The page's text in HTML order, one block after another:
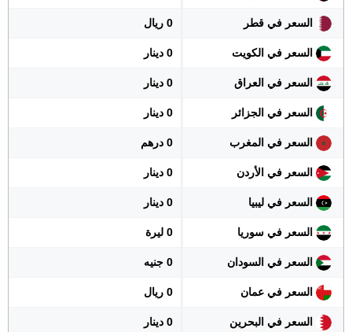
السعر في قطر 0 ريال
السعر في الكويت 0 دينار
السعر في العراق 0 دينار
السعر في الجزائر 0 دينار
السعر في المغرب 0 درهم
السعر في الأردن 0 دينار
السعر في ليبيا 0 دينار
السعر في سوريا 0 ليرة
السعر في السودان 0 جنيه
السعر في عمان 0 ريال
السعر في البحرين 0 دينار